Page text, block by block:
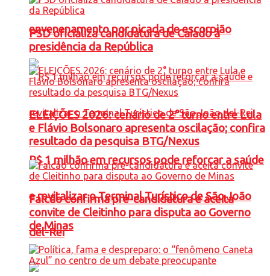
envenenamento por picada de escorpião
R$ 1 milhão em recursos pode reforçar a saúde
e revitalizar o Terminal Turístico de São João
del-Rei
PSD oficializa candidatura de Caiado à
presidência da República
ELEIÇÕES 2026: cenário de 2° turno entre Lula
e Flávio Bolsonaro apresenta oscilação; confira
resultado da pesquisa BTG/Nexus
Falcão confirma pré-candidatura e aceita
convite de Cleitinho para disputa ao Governo
de Minas